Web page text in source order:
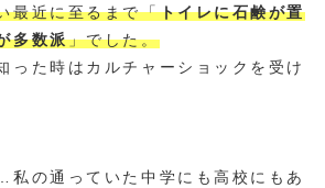
最近に至るまで「トイレに石鹸が置
多数派」でした。
った時はカルチャーショックを受け
の通っていた中学にも高校にもあ